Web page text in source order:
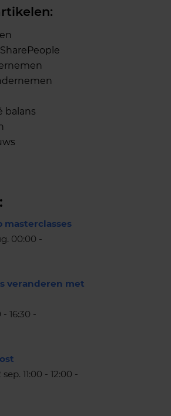
balans
masterclasses
00:00 -
veranderen met
- 16:30 -
11:00 - 12:00 -